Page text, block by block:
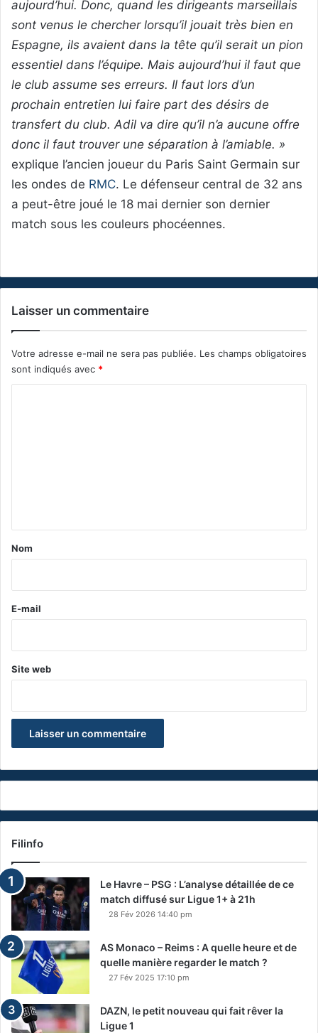
aujourd’hui. Donc, quand les dirigeants marseillais
sont venus le chercher lorsqu’il jouait très bien en
Espagne, ils avaient dans la tête qu’il serait un pion
essentiel dans l’équipe. Mais aujourd’hui il faut que
le club assume ses erreurs. Il faut lors d’un
prochain entretien lui faire part des désirs de
transfert du club. Adil va dire qu’il n’a aucune offre
donc il faut trouver une séparation à l’amiable. »
explique l’ancien joueur du Paris Saint Germain sur
les ondes de RMC. Le défenseur central de 32 ans
a peut-être joué le 18 mai dernier son dernier
match sous les couleurs phocéennes.
Laisser un commentaire
Votre adresse e-mail ne sera pas publiée. Les champs obligatoires
sont indiqués avec *
a
e
Nom
E-mail
Site web
Filinfo
Le Havre – PSG : L’analyse détaillée de ce
match diffusé sur Ligue 1+ à 21h
28 Fév 2026 14:40 pm
AS Monaco – Reims : A quelle heure et de
quelle manière regarder le match ?
27 Fév 2025 17:10 pm
DAZN, le petit nouveau qui fait rêver la
Ligue 1